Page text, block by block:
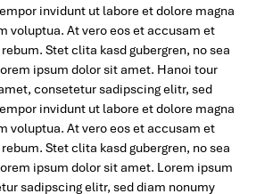
invidunt ut labore et dolore magna
voluptua. At vero eos et accusam et
Stet clita kasd gubergren, no sea
ipsum dolor sit amet. Hanoi tour
consetetur sadipscing elitr, sed
invidunt ut labore et dolore magna
voluptua. At vero eos et accusam et
Stet clita kasd gubergren, no sea
ipsum dolor sit amet. Lorem ipsum
sadipscing elitr, sed diam nonumy